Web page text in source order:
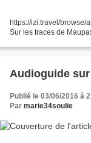
https://izi.travel/browse/
Sur les traces de
Audioguide
Publié le 03/06/2016 à
Par marie34soulie